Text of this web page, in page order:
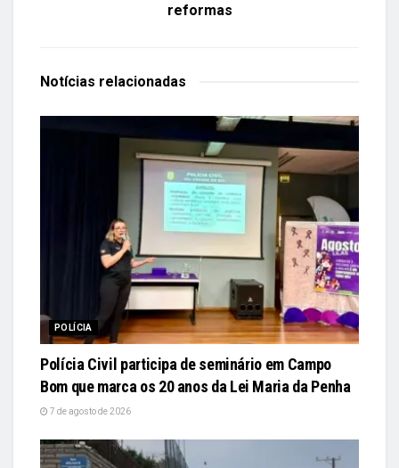
reformas
Notícias relacionadas
POLÍCIA
Polícia Civil participa de seminário em Campo
Bom que marca os 20 anos da Lei Maria da Penha
7 de agosto de 2026